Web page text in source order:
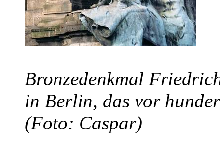
Bronzedenkmal
in Berlin, das vor
(Foto: Caspar)